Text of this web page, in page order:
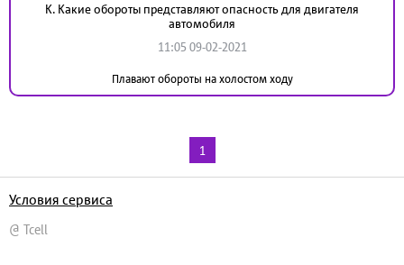
К. Какие обороты представляют опасность для двигателя
автомобиля
11:05 09-02-2021
Плавают обороты на холостом ходу
1
@ Tcell
Условия сервиса